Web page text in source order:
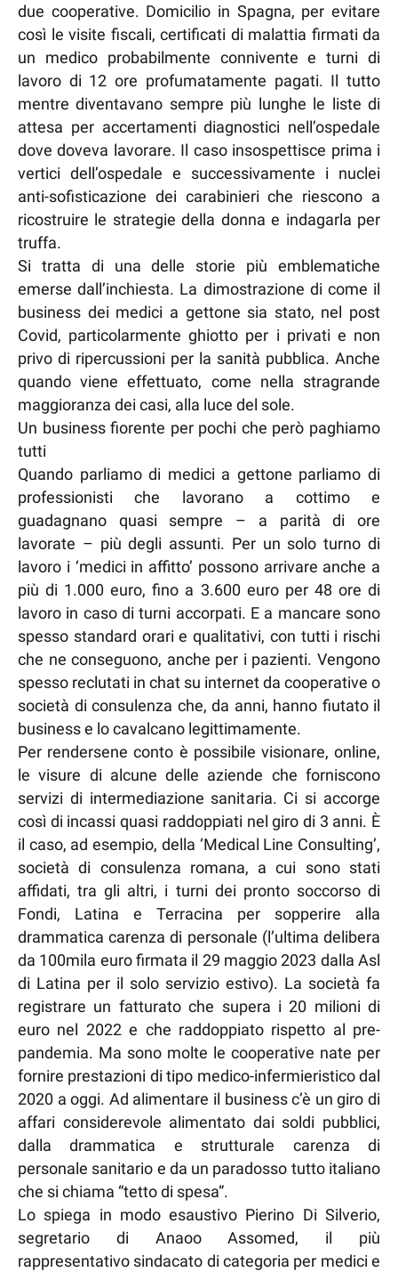
due cooperative. Domicilio in Spagna, per evitare
così le visite fiscali, certificati di malattia firmati da
un medico probabilmente connivente e turni di
lavoro di 12 ore profumatamente pagati. Il tutto
mentre diventavano sempre più lunghe le liste di
attesa per accertamenti diagnostici nell’ospedale
dove doveva lavorare. Il caso insospettisce prima i
vertici dell’ospedale e successivamente i nuclei
anti-sofisticazione dei carabinieri che riescono a
ricostruire le strategie della donna e indagarla per
truffa.
Si tratta di una delle storie più emblematiche
emerse dall’inchiesta. La dimostrazione di come il
business dei medici a gettone sia stato, nel post
Covid, particolarmente ghiotto per i privati e non
privo di ripercussioni per la sanità pubblica. Anche
quando viene effettuato, come nella stragrande
maggioranza dei casi, alla luce del sole.
Un business fiorente per pochi che però paghiamo
tutti
Quando parliamo di medici a gettone parliamo di
professionisti che lavorano a cottimo e
guadagnano quasi sempre – a parità di ore
lavorate – più degli assunti. Per un solo turno di
lavoro i ‘medici in affitto’ possono arrivare anche a
più di 1.000 euro, fino a 3.600 euro per 48 ore di
lavoro in caso di turni accorpati. E a mancare sono
spesso standard orari e qualitativi, con tutti i rischi
che ne conseguono, anche per i pazienti. Vengono
spesso reclutati in chat su internet da cooperative o
società di consulenza che, da anni, hanno fiutato il
business e lo cavalcano legittimamente.
Per rendersene conto è possibile visionare, online,
le visure di alcune delle aziende che forniscono
servizi di intermediazione sanitaria. Ci si accorge
così di incassi quasi raddoppiati nel giro di 3 anni. È
il caso, ad esempio, della ‘Medical Line Consulting’,
società di consulenza romana, a cui sono stati
affidati, tra gli altri, i turni dei pronto soccorso di
Fondi, Latina e Terracina per sopperire alla
drammatica carenza di personale (l’ultima delibera
da 100mila euro firmata il 29 maggio 2023 dalla Asl
di Latina per il solo servizio estivo). La società fa
registrare un fatturato che supera i 20 milioni di
euro nel 2022 e che raddoppiato rispetto al pre-
pandemia. Ma sono molte le cooperative nate per
fornire prestazioni di tipo medico-infermieristico dal
2020 a oggi. Ad alimentare il business c’è un giro di
affari considerevole alimentato dai soldi pubblici,
dalla drammatica e strutturale carenza di
personale sanitario e da un paradosso tutto italiano
che si chiama “tetto di spesa”.
Lo spiega in modo esaustivo Pierino Di Silverio,
segretario di Anaoo Assomed, il più
rappresentativo sindacato di categoria per medici e